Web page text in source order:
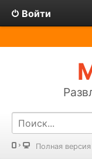
Войти
Полная версия